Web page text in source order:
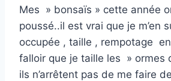
Mes » bonsaïs » cette année
poussé..il est vrai que je m’en
occupée , taille , rempotage
falloir que je taille les » ormes
ils n’arrêtent pas de me faire